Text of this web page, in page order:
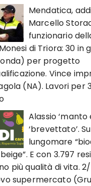
Mendatica,
Marcello
funzionario
di Triora: 30 in
per progetto
Vince
(NA). Lavori per
Alassio
‘brevettato’.
lungomare
E con 3.797
più qualità di vita.
supermercato